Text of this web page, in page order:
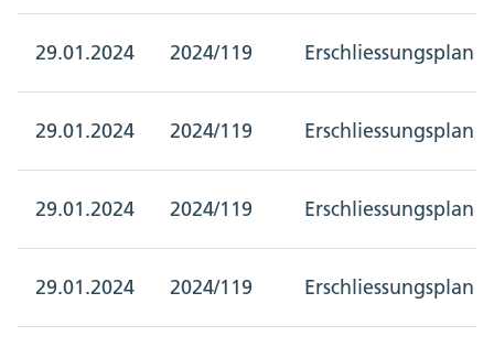
29.01.2024 2024/119 Erschliessungsplan
29.01.2024 2024/119 Erschliessungsplan
29.01.2024 2024/119 Erschliessungsplan
29.01.2024 2024/119 Erschliessungsplan